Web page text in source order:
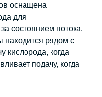
оснащена
для
состоянием потока.
находится рядом с
кислорода, когда
подачу, когда